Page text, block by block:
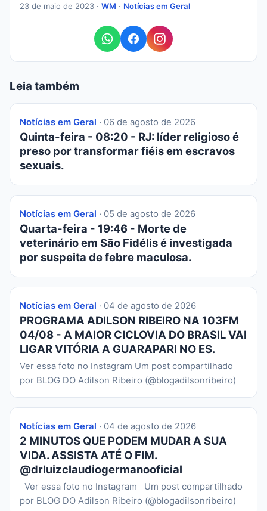
23 de maio de 2023 · WM · Notícias em Geral
Leia também
Notícias em Geral · 06 de agosto de 2026
Quinta-feira - 08:20 - RJ: líder religioso é
preso por transformar fiéis em escravos
sexuais.
Notícias em Geral · 05 de agosto de 2026
Quarta-feira - 19:46 - Morte de
veterinário em São Fidélis é investigada
por suspeita de febre maculosa.
Notícias em Geral · 04 de agosto de 2026
PROGRAMA ADILSON RIBEIRO NA 103FM
04/08 - A MAIOR CICLOVIA DO BRASIL VAI
LIGAR VITÓRIA A GUARAPARI NO ES.
Ver essa foto no Instagram Um post compartilhado
por BLOG DO Adilson Ribeiro (@blogadilsonribeiro)
Notícias em Geral · 04 de agosto de 2026
2 MINUTOS QUE PODEM MUDAR A SUA
VIDA. ASSISTA ATÉ O FIM.
@drluizclaudiogermanooficial
Ver essa foto no Instagram Um post compartilhado
por BLOG DO Adilson Ribeiro (@blogadilsonribeiro)